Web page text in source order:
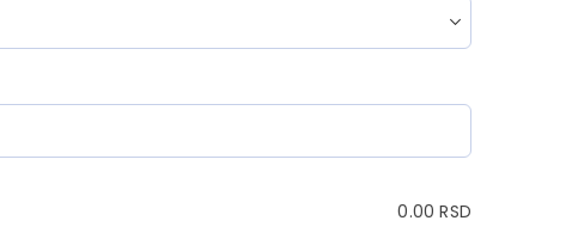
0.00RSD